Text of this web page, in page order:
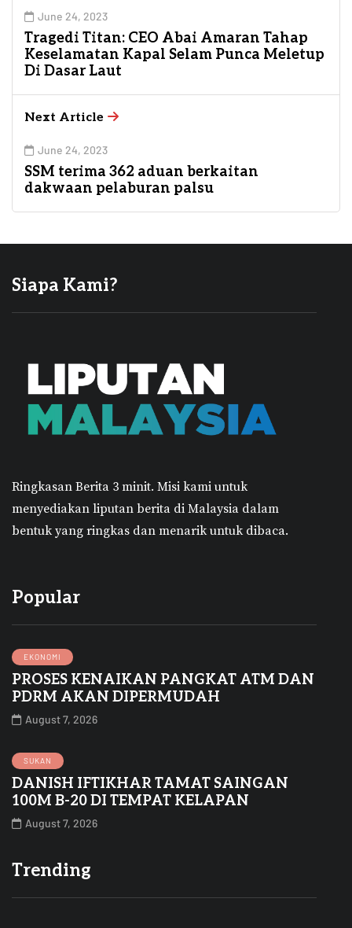
June 24, 2023
Tragedi Titan: CEO Abai Amaran Tahap
Keselamatan Kapal Selam Punca Meletup
Di Dasar Laut
Next Article
June 24, 2023
SSM terima 362 aduan berkaitan
dakwaan pelaburan palsu
Siapa Kami?
Ringkasan Berita 3 minit. Misi kami untuk
menyediakan liputan berita di Malaysia dalam
bentuk yang ringkas dan menarik untuk dibaca.
Popular
EKONOMI
PROSES KENAIKAN PANGKAT ATM DAN
PDRM AKAN DIPERMUDAH
August 7, 2026
SUKAN
DANISH IFTIKHAR TAMAT SAINGAN
100M B-20 DI TEMPAT KELAPAN
August 7, 2026
Trending